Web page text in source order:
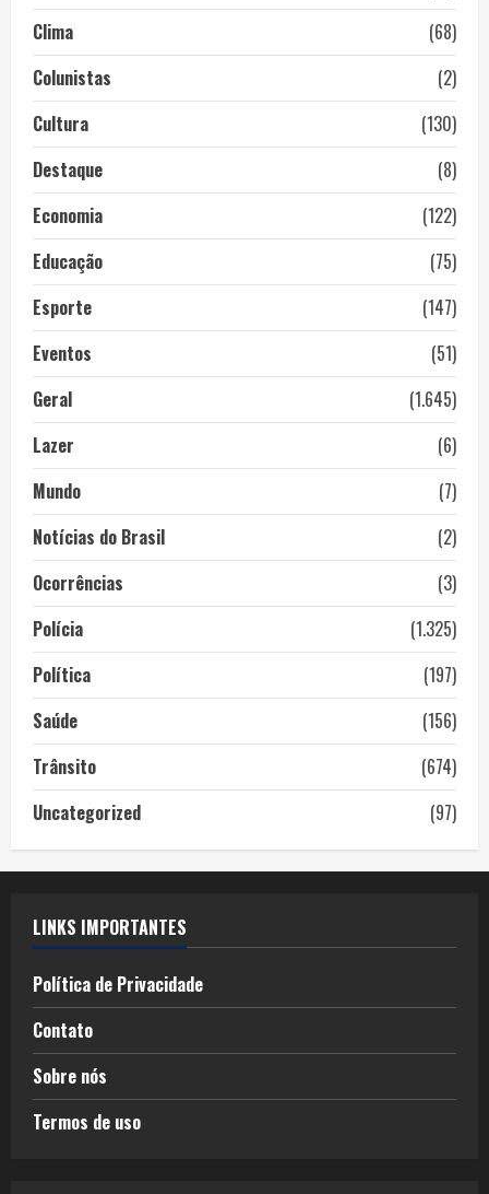
Clima
(68)
Colunistas
(2)
Cultura
(130)
Destaque
(8)
Economia
(122)
Educação
(75)
Esporte
(147)
Eventos
(51)
Geral
(1.645)
Lazer
(6)
Mundo
(7)
Notícias do Brasil
(2)
Ocorrências
(3)
Polícia
(1.325)
Política
(197)
Saúde
(156)
Trânsito
(674)
Uncategorized
(97)
LINKS IMPORTANTES
Política de Privacidade
Contato
Sobre nós
Termos de uso